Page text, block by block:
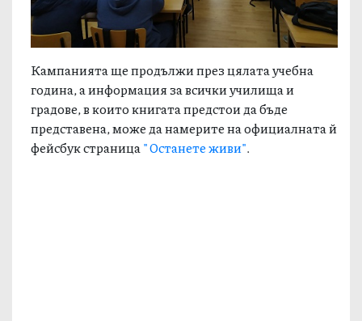
Кампанията ще продължи през цялата учебна
година, а информация за всички училища и
градове, в които книгата предстои да бъде
представена, може да намерите на официалната й
фейсбук страница"Останете живи".